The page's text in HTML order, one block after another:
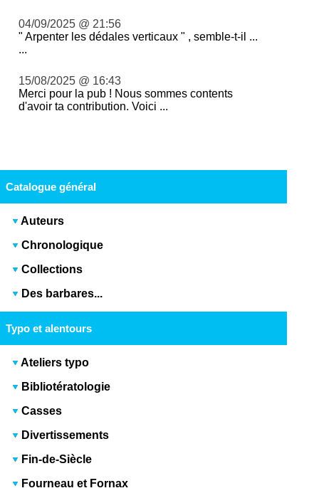
04/09/2025 @ 21:56
" Arpenter les dédales verticaux " , semble-t-il ...
...
15/08/2025 @ 16:43
Merci pour la pub ! Nous sommes contents
d'avoir ta contribution. Voici ...
Catalogue général
Auteurs
Chronologique
Collections
Des barbares...
Typo et alentours
Ateliers typo
Bibliotératologie
Casses
Divertissements
Fin-de-Siècle
Fourneau et Fornax